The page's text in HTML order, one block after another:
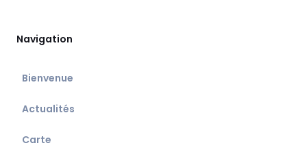
Navigation
Bienvenue
Actualités
Carte